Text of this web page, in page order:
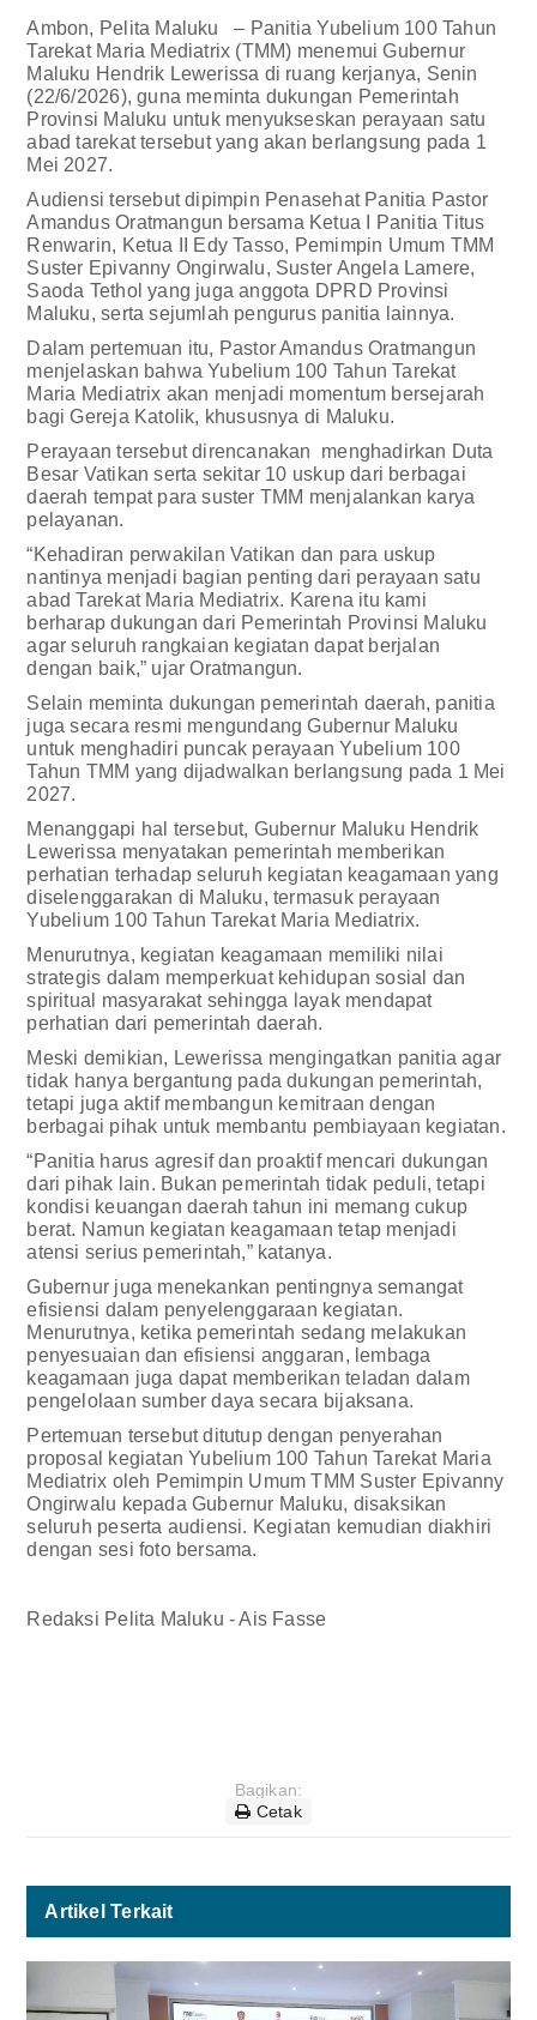
Ambon, Pelita Maluku – Panitia Yubelium 100 Tahun
Tarekat Maria Mediatrix (TMM) menemui Gubernur
Maluku Hendrik Lewerissa di ruang kerjanya, Senin
(22/6/2026), guna meminta dukungan Pemerintah
Provinsi Maluku untuk menyukseskan perayaan satu
abad tarekat tersebut yang akan berlangsung pada 1
Mei 2027.
Audiensi tersebut dipimpin Penasehat Panitia Pastor
Amandus Oratmangun bersama Ketua I Panitia Titus
Renwarin, Ketua II Edy Tasso, Pemimpin Umum TMM
Suster Epivanny Ongirwalu, Suster Angela Lamere,
Saoda Tethol yang juga anggota DPRD Provinsi
Maluku, serta sejumlah pengurus panitia lainnya.
Dalam pertemuan itu, Pastor Amandus Oratmangun
menjelaskan bahwa Yubelium 100 Tahun Tarekat
Maria Mediatrix akan menjadi momentum bersejarah
bagi Gereja Katolik, khususnya di Maluku.
Perayaan tersebut direncanakan menghadirkan Duta
Besar Vatikan serta sekitar 10 uskup dari berbagai
daerah tempat para suster TMM menjalankan karya
pelayanan.
“Kehadiran perwakilan Vatikan dan para uskup
nantinya menjadi bagian penting dari perayaan satu
abad Tarekat Maria Mediatrix. Karena itu kami
berharap dukungan dari Pemerintah Provinsi Maluku
agar seluruh rangkaian kegiatan dapat berjalan
dengan baik,” ujar Oratmangun.
Selain meminta dukungan pemerintah daerah, panitia
juga secara resmi mengundang Gubernur Maluku
untuk menghadiri puncak perayaan Yubelium 100
Tahun TMM yang dijadwalkan berlangsung pada 1 Mei
2027.
Menanggapi hal tersebut, Gubernur Maluku Hendrik
Lewerissa menyatakan pemerintah memberikan
perhatian terhadap seluruh kegiatan keagamaan yang
diselenggarakan di Maluku, termasuk perayaan
Yubelium 100 Tahun Tarekat Maria Mediatrix.
Menurutnya, kegiatan keagamaan memiliki nilai
strategis dalam memperkuat kehidupan sosial dan
spiritual masyarakat sehingga layak mendapat
perhatian dari pemerintah daerah.
Meski demikian, Lewerissa mengingatkan panitia agar
tidak hanya bergantung pada dukungan pemerintah,
tetapi juga aktif membangun kemitraan dengan
berbagai pihak untuk membantu pembiayaan kegiatan.
“Panitia harus agresif dan proaktif mencari dukungan
dari pihak lain. Bukan pemerintah tidak peduli, tetapi
kondisi keuangan daerah tahun ini memang cukup
berat. Namun kegiatan keagamaan tetap menjadi
atensi serius pemerintah,” katanya.
Gubernur juga menekankan pentingnya semangat
efisiensi dalam penyelenggaraan kegiatan.
Menurutnya, ketika pemerintah sedang melakukan
penyesuaian dan efisiensi anggaran, lembaga
keagamaan juga dapat memberikan teladan dalam
pengelolaan sumber daya secara bijaksana.
Pertemuan tersebut ditutup dengan penyerahan
proposal kegiatan Yubelium 100 Tahun Tarekat Maria
Mediatrix oleh Pemimpin Umum TMM Suster Epivanny
Ongirwalu kepada Gubernur Maluku, disaksikan
seluruh peserta audiensi. Kegiatan kemudian diakhiri
dengan sesi foto bersama.
Redaksi Pelita Maluku - Ais Fasse
Bagikan:
Cetak
Artikel Terkait